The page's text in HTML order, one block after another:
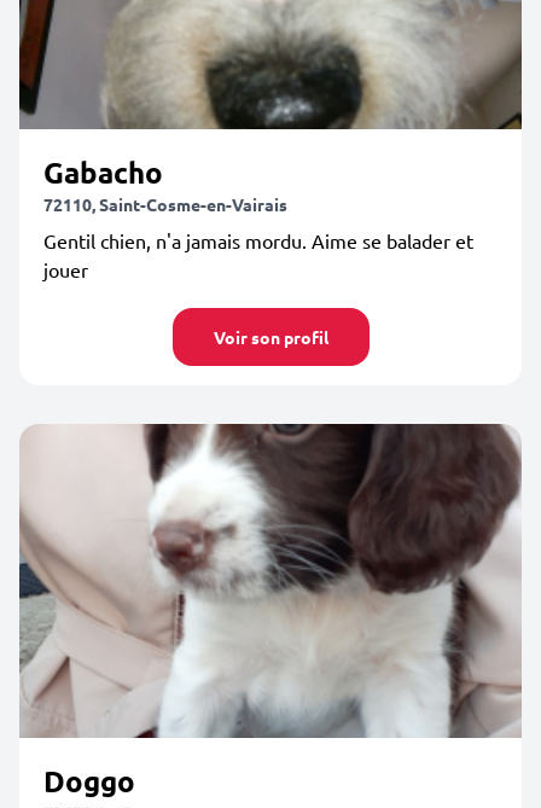
Gabacho
72110, Saint-Cosme-en-Vairais
Gentil chien, n'a jamais mordu. Aime se balader et
jouer
Voir son profil
Doggo